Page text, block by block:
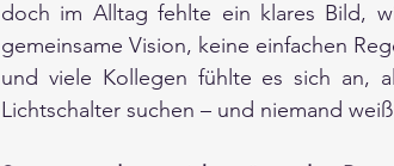
doch im Alltag fehlte ein klares Bild,
gemeinsame Vision, keine einfachen
und viele Kollegen fühlte es sich an,
Lichtschalter suchen – und niemand